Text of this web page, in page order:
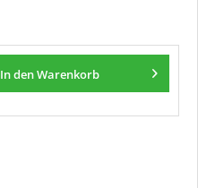
In denWarenkorb